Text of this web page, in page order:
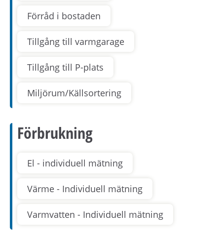
Förråd i bostaden
Tillgång till varmgarage
Tillgång till P-plats
Miljörum/Källsortering
Förbrukning
El - individuell mätning
Värme - Individuell mätning
Varmvatten - Individuell mätning